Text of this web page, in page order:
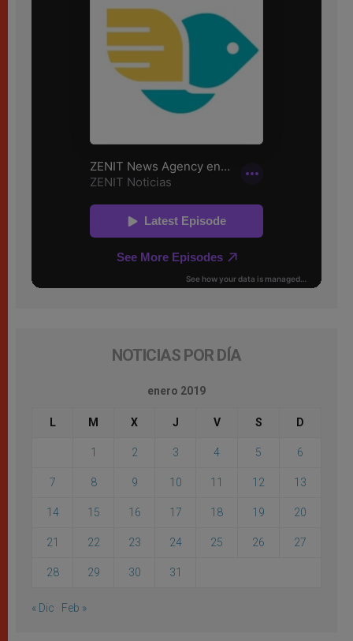
NOTICIAS POR DÍA
enero 2019
L M X J V S D
1 2 3 4 5 6
7 8 9 10 11 12 13
14 15 16 17 18 19 20
21 22 23 24 25 26 27
28 29 30 31
« Dic Feb »